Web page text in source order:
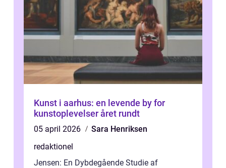
Kunst i aarhus: en levende by for
kunstoplevelser året rundt
05 april 2026
Sara Henriksen
redaktionel
Jensen: En Dybdegående Studie af